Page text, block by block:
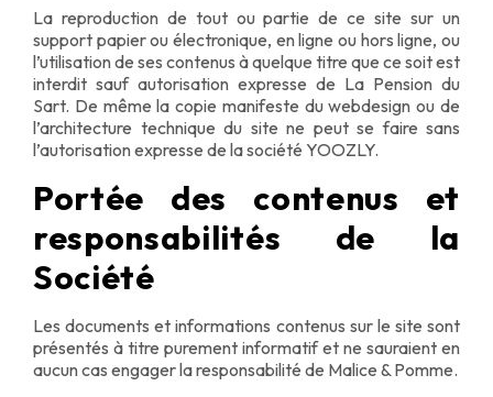
La reproduction de tout ou partie de ce site sur un
support papier ou électronique, en ligne ou hors ligne, ou
l’utilisation de ses contenus à quelque titre que ce soit est
interdit sauf autorisation expresse de La Pension du
Sart. De même la copie manifeste du webdesign ou de
l’architecture technique du site ne peut se faire sans
l’autorisation expresse de la société YOOZLY.
Portée des contenus et
responsabilités de la
Société
Les documents et informations contenus sur le site sont
présentés à titre purement informatif et ne sauraient en
aucun cas engager la responsabilité de Malice & Pomme.